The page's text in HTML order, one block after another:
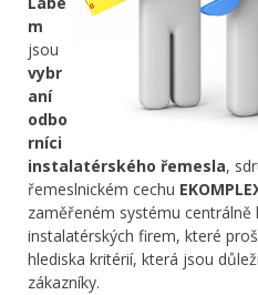
m
jsou
vybr
aní
odbo
rníci
instalatérského řemesla,
řemeslnickém cechu
zaměřeném systému
instalatérských firem, které
hlediska kritérií, která jsou
zákazníky.